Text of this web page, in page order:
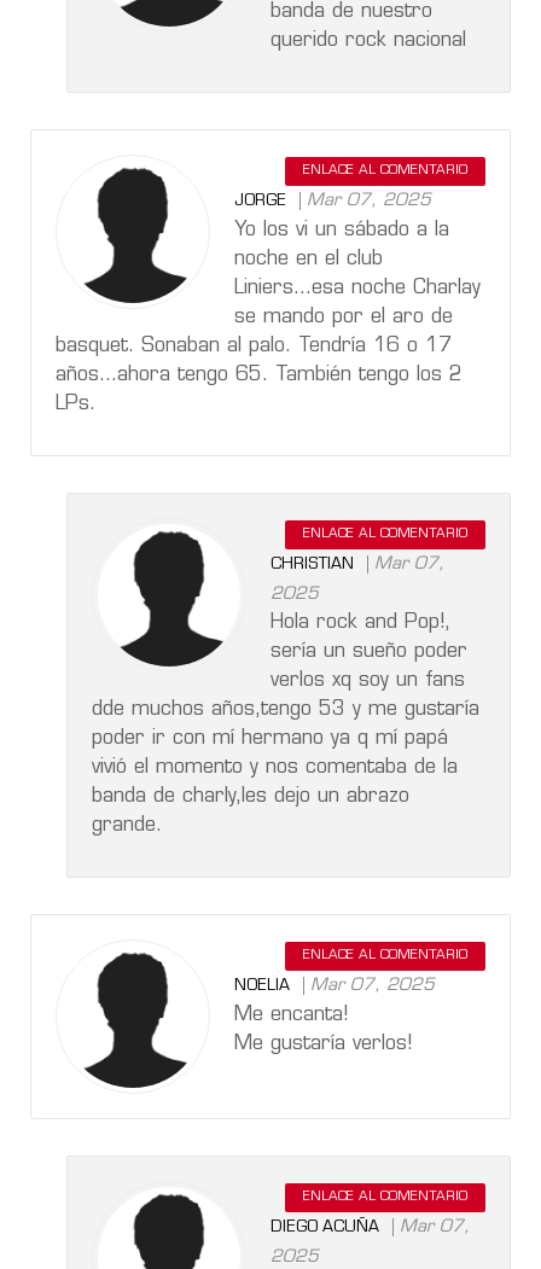
banda de nuestro
querido rock nacional
ENLACE AL COMENTARIO
JORGE Mar 07, 2025
Yo los vi un sábado a la
noche en el club
Liniers...esa noche Charlay
se mando por el aro de
basquet. Sonaban al palo. Tendría 16 o 17
años...ahora tengo 65. También tengo los 2
LPs.
ENLACE AL COMENTARIO
CHRISTIAN
Mar 07,
2025
Hola rock and Pop!,
sería un sueño poder
verlos xq soy un fans
dde muchos años,tengo 53 y me gustaría
poder ir con mí hermano ya q mí papá
vivió el momento y nos comentaba de la
banda de charly,les dejo un abrazo
grande.
ENLACE AL COMENTARIO
NOELIA Mar 07, 2025
Me encanta!
Me gustaría verlos!
ENLACE AL COMENTARIO
DIEGO ACUÑA
Mar 07,
2025